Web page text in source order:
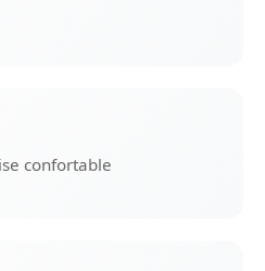
confortable